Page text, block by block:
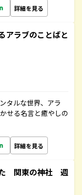
詳細を見る
アラブのことばと
タルな世界、アラ
せる名言と癒やしの
詳細を見る
た 関東の神社 週